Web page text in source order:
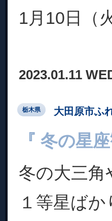
1月10日（
2023.01.11
栃木県 大田原市ふ
『 冬の星
冬の大三
１等星ば